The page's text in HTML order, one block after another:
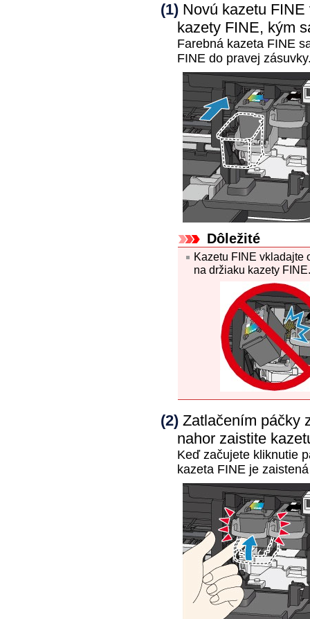
(1) Novú kazetu FINE
kazety FINE, kým
Farebná kazeta FINE
FINE do pravej
Dôležité
Kazetu FINE vkladajte
na držiaku kazety FINE.
(2) Zatlačením páčky
nahor zaistite
Keď začujete kliknutie
kazeta FINE je